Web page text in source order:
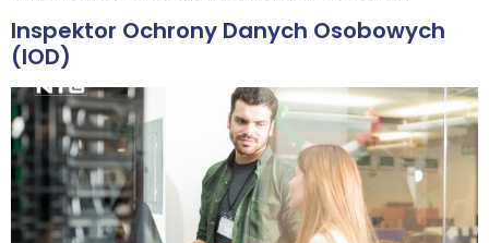
Inspektor Ochrony Danych Osobowych
(IOD)